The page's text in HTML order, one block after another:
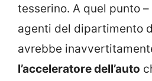
tesserino. A quel punto
agenti del dipartimento
avrebbe
l’acceleratore dell’auto